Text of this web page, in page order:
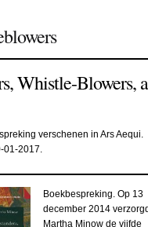
Whistle-Blowers,
verschenen in Ars Aequi.
01-2017.
Boekbespreking. Op 13
december 2014
Martha Minow de vijfde